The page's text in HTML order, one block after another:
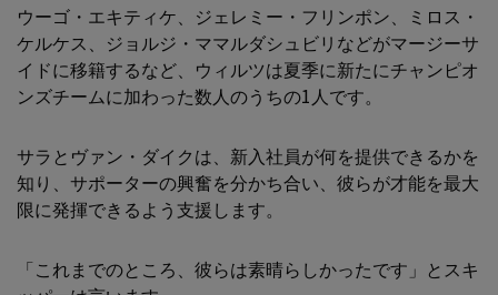
ウーゴ・エキティケ、ジェレミー・フリンポン、ミロス・
ケルケス、ジョルジ・ママルダシュビリなどがマージーサ
イドに移籍するなど、ウィルツは夏季に新たにチャンピオ
ンズチームに加わった数人のうちの1人です。
サラとヴァン・ダイクは、新入社員が何を提供できるかを
知り、サポーターの興奮を分かち合い、彼らが才能を最大
限に発揮できるよう支援します。
「これまでのところ、彼らは素晴らしかったです」とスキ